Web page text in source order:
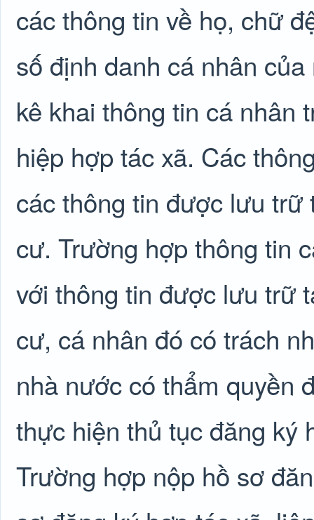
các thông tin về họ, chữ
số định danh cá nhân
kê khai thông tin cá nhân
hiệp hợp tác xã. Các
các thông tin được lưu
cư. Trường hợp thông tin
với thông tin được lưu trữ
cư, cá nhân đó có trách
nhà nước có thẩm quyền
thực hiện thủ tục đăng ký
Trường hợp nộp hồ sơ